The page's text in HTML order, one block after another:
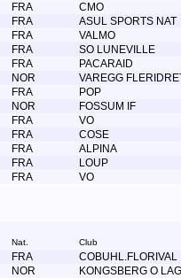
FRA
CMO
FRA
ASUL SPORTS NAT
FRA
VALMO
FRA
SO LUNEVILLE
FRA
PACARAID
NOR
VAREGG
FRA
POP
NOR
FOSSUM IF
FRA
VO
FRA
COSE
FRA
ALPINA
FRA
LOUP
FRA VO
Nat. Club
FRA
COBUHL.FLORIVAL
NOR
KONGSBERG O LAG